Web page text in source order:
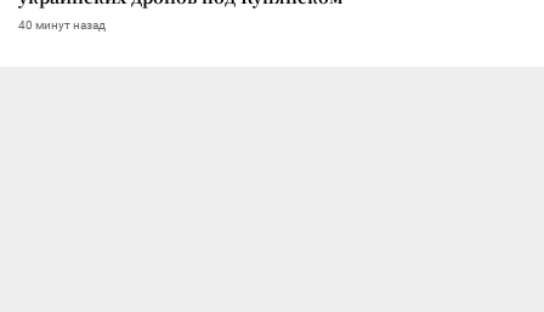
40 минут назад